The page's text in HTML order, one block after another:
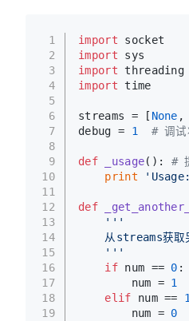
1
2
3
4
5
6
7
8
9
10
11
12
13
14
15
16
17
18
19
import socket
import sys
import threading
import time
streams = [ None ,
debug = 1 # 调
def _usage(): #
print
def
'''
从streams获取
    '''
if num == 0 :
        num =
1
elif num == 1
        num =
0